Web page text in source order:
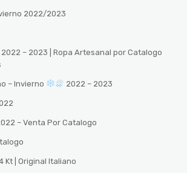
2022/2023
– 2023 | Ropa Artesanal por Catalogo
– Invierno 2022 – 2023
– Venta Por Catalogo
Kt | Original Italiano